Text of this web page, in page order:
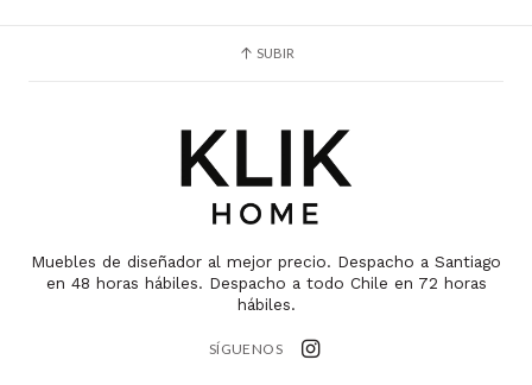
SUBIR
Muebles de diseñador al mejor precio. Despacho a Santiago
en 48 horas hábiles. Despacho a todo Chile en 72 horas
hábiles.
SÍGUENOS